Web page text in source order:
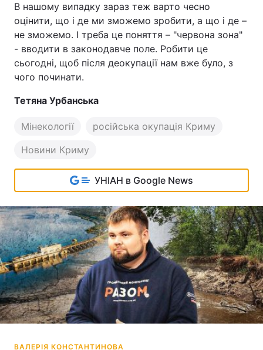
В нашому випадку зараз теж варто чесно
оцінити, що і де ми зможемо зробити, а що і де –
не зможемо. І треба це поняття – "червона зона"
- вводити в законодавче поле. Робити це
сьогодні, щоб після деокупації нам вже було, з
чого починати.
Тетяна Урбанська
Мінекології
російська окупація Криму
Новини Криму
УНІАН в Google News